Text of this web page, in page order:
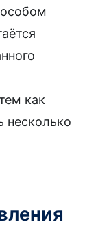
как
несколько